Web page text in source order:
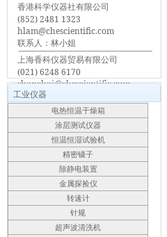
香港科学仪器社有限公司
(852) 2481 1323
hlam@chescientific.com
联系人：林小姐
上海香科仪器贸易有限公司
(021) 6248 6170
shanghai@chescientific.com
联系人：车先生
工业仪器
电热恒温干燥箱
涂层测试仪器
恒温恒湿试验机
精密镊子
除静电装置
金属探捡仪
转速计
针规
超声波清洗机